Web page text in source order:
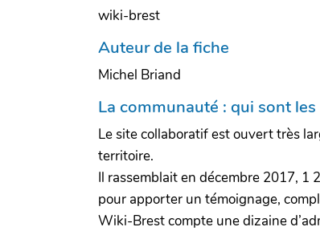
wiki-brest
Auteur de la fiche
Michel Briand
La communauté : qui sont
Le site collaboratif est ouvert très
territoire.
Il rassemblait en décembre 2017, 1
pour apporter un témoignage,
Wiki-Brest compte une dizaine